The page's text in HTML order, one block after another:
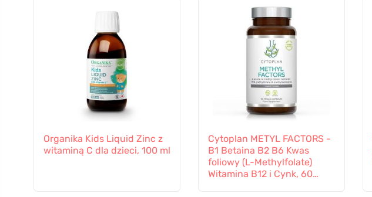
Organika Kids Liquid Zinc z
witaminą C dla dzieci, 100 ml
Cytoplan METYL FACTORS -
B1 Betaina B2 B6 Kwas
foliowy (L-Methylfolate)
Witamina B12 i Cynk, 60